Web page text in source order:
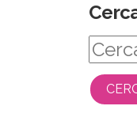
per: